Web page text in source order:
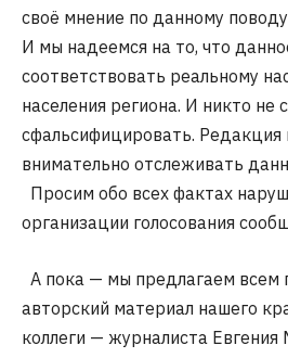
своё мнение по данному
И мы надеемся на то, что
соответствовать реальному
населения региона. И никто не
сфальсифицировать. Редакция
внимательно отслеживать
Просим обо всех фактах
организации голосования
А пока — мы предлагаем всем
авторский материал нашего
коллеги — журналиста Евгения